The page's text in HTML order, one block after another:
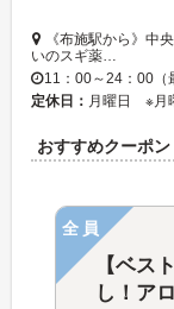
《布施駅から》中
いのスギ薬…
11：00～24：00（
定休日： 月曜日 ※月
おすすめクーポン
全員
【ベス
し！ア